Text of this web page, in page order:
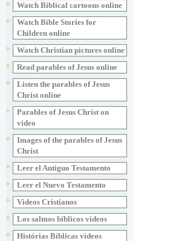
Watch Biblical cartoons online
Watch Bible Stories for
Children online
Watch Christian pictures online
Read parables of Jesus online
Listen the parables of Jesus
Christ online
Parables of Jesus Christ on
video
Images of the parables of Jesus
Christ
Leer el Antiguo Testamento
Leer el Nuevo Testamento
Videos Cristianos
Los salmos bíblicos vídeos
Histórias Bíblicas videos